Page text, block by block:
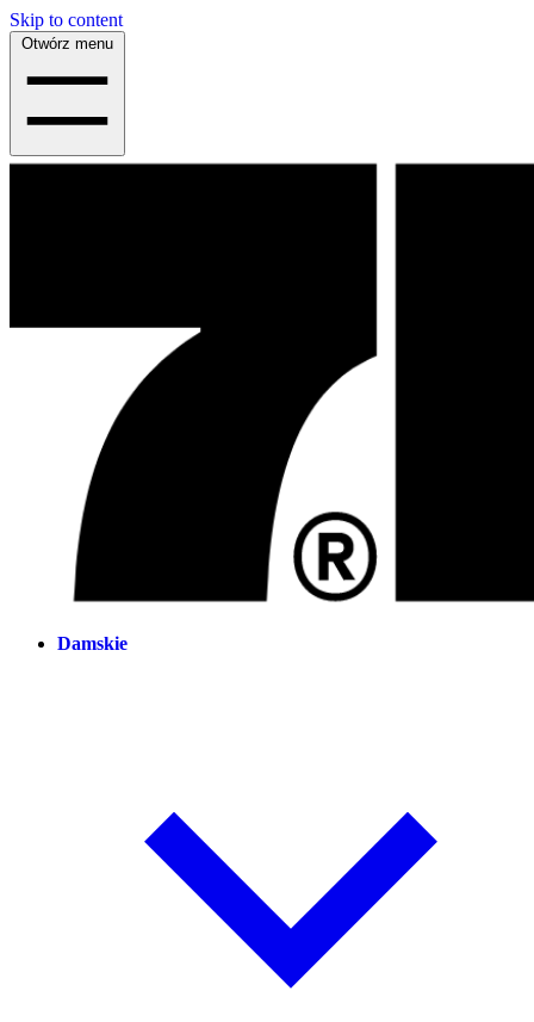
Skip to content
Otwórz menu
Damskie